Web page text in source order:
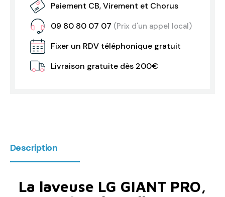
Paiement CB, Virement et Chorus
09 80 80 07 07 (Prix d'un appel local)
Fixer un RDV téléphonique gratuit
Livraison gratuite dès 200€
Description
La laveuse LG GIANT PRO,